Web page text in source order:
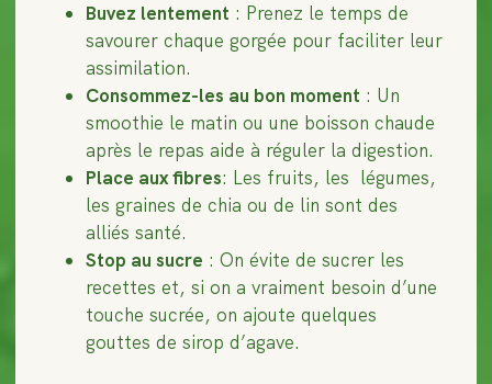
Buvez lentement : Prenez le temps de
savourer chaque gorgée pour faciliter leur
assimilation.
Consommez-les au bon moment : Un
smoothie le matin ou une boisson chaude
après le repas aide à réguler la digestion.
Place aux fibres: Les fruits, les légumes,
les graines de chia ou de lin sont des
alliés santé.
Stop au sucre : On évite de sucrer les
recettes et, si on a vraiment besoin d’une
touche sucrée, on ajoute quelques
gouttes de sirop d’agave.